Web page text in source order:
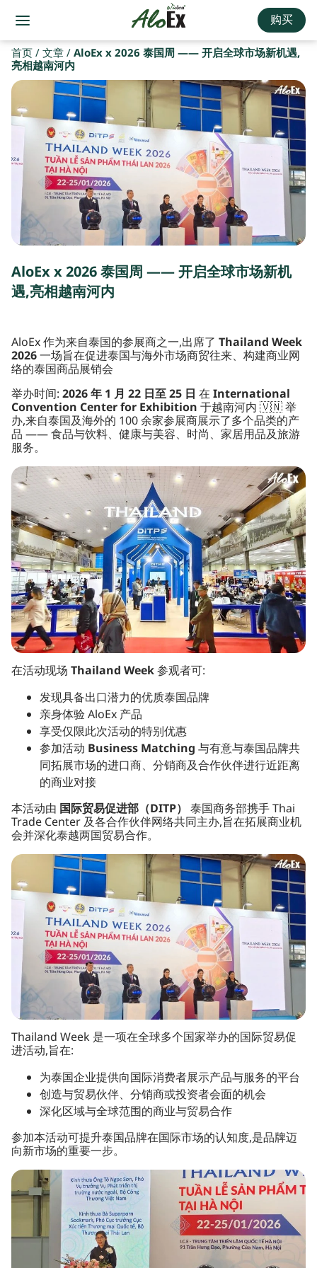
购买
首页/文章/AloEx x 2026 泰国周 —— 开启全球市场新机遇,
亮相越南河内
AloEx x 2026 泰国周 —— 开启全球市场新机
遇,亮相越南河内
AloEx 作为来自泰国的参展商之一,出席了 Thailand Week
2026一场旨在促进泰国与海外市场商贸往来、构建商业网
络的泰国商品展销会
举办时间: 2026 年 1 月 22 日至 25 日 在International
Convention Center for Exhibition 于越南河内 🇻🇳 举
办,来自泰国及海外的 100 余家参展商展示了多个品类的产
品 —— 食品与饮料、健康与美容、时尚、家居用品及旅游
服务。
在活动现场 Thailand Week参观者可:
发现具备出口潜力的优质泰国品牌
亲身体验 AloEx 产品
享受仅限此次活动的特别优惠
参加活动 Business Matching 与有意与泰国品牌共
同拓展市场的进口商、分销商及合作伙伴进行近距离
的商业对接
本活动由 国际贸易促进部（DITP） 泰国商务部携手 Thai
Trade Center 及各合作伙伴网络共同主办,旨在拓展商业机
会并深化泰越两国贸易合作。
Thailand Week 是一项在全球多个国家举办的国际贸易促
进活动,旨在:
为泰国企业提供向国际消费者展示产品与服务的平台
创造与贸易伙伴、分销商或投资者会面的机会
深化区域与全球范围的商业与贸易合作
参加本活动可提升泰国品牌在国际市场的认知度,是品牌迈
向新市场的重要一步。